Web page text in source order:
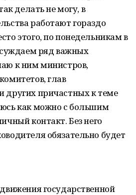
делать не могу, в
работают гораздо
этого, по понедельникам в
ряд важных
к ним министров,
глав
других причастных к теме
как можно с большим
контакт. Без него
обязательно будет
государственной